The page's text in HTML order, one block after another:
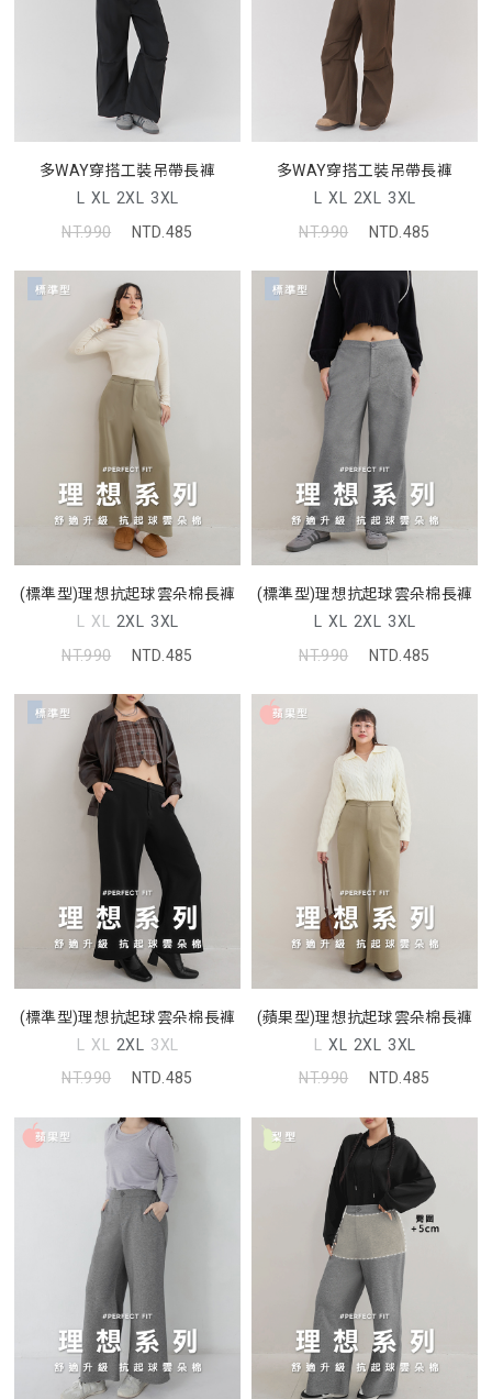
多WAY穿搭工裝吊帶長褲
L XL 2XL 3XL
NT.990
NTD.485
多WAY穿搭工裝吊帶長褲
L XL 2XL 3XL
NT.990
NTD.485
(標準型)理想抗起球雲朵棉長褲
L XL 2XL 3XL
NT.990
NTD.485
(標準型)理想抗起球雲朵棉長褲
L XL 2XL 3XL
NT.990
NTD.485
(標準型)理想抗起球雲朵棉長褲
L XL 2XL 3XL
NT.990
NTD.485
(蘋果型)理想抗起球雲朵棉長褲
L XL 2XL 3XL
NT.990
NTD.485